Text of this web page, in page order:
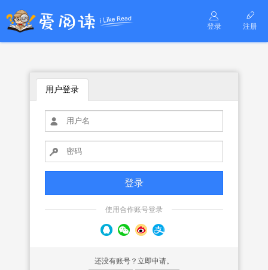
登录 注册
用户登录
使用合作账号登录
还没有账号？立即申请。